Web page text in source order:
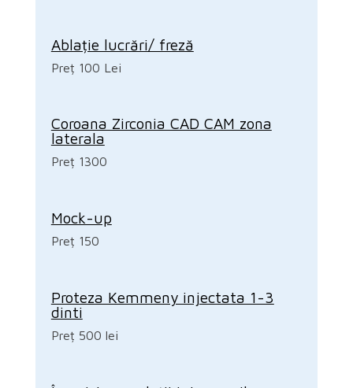
Ablație lucrări/ freză
Preț 100 Lei
Coroana Zirconia CAD CAM zona
laterala
Preț 1300
Mock-up
Preț 150
Proteza Kemmeny injectata 1-3
dinti
Preț 500 lei